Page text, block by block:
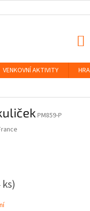
VENKOVNÍ AKTIVITY
PM859-P
ks)